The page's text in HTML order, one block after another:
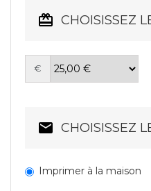
CHOISISSEZ
€
CHOISISSEZ
Imprimer à la maison